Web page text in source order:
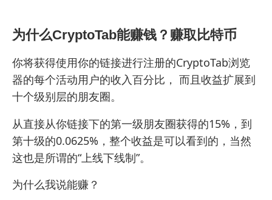
为什么CryptoTab能赚钱？赚取比特币
你将获得使用你的链接进行注册的CryptoTab浏览
器的每个活动用户的收入百分比， 而且收益扩展到
十个级别层的朋友圈。
从直接从你链接下的第一级朋友圈获得的15%，到
第十级的0.0625%，整个收益是可以看到的，当然
这也是所谓的“上线下线制”。
为什么我说能赚？